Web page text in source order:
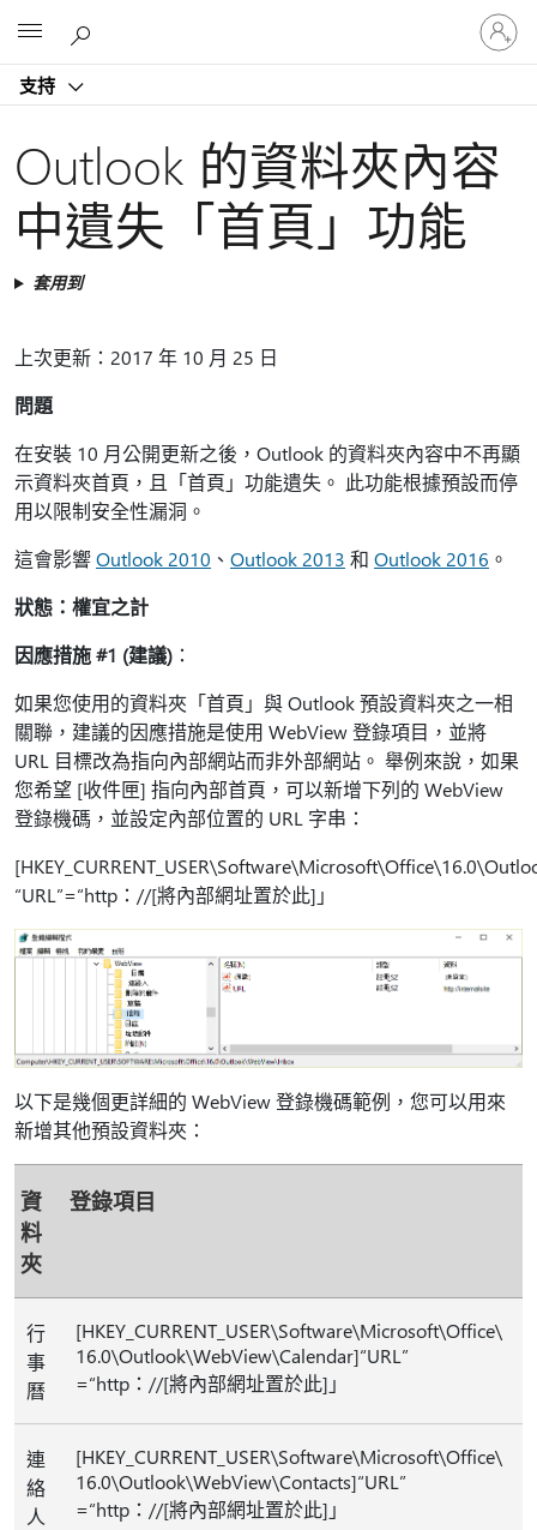
支持
登
入
您
戶
Outlook 的資料夾內容
中遺失「首頁」功能
套用到
上次更新：2017 年 10 月 25 日
問題
在安裝 10 月公開更新之後，Outlook 的資料夾內容中不再顯
示資料夾首頁，且「首頁」功能遺失。 此功能根據預設而停
用以限制安全性漏洞。
這會影響Outlook 2010 、 Outlook 2013 和 Outlook 2016 。
狀態：權宜之計
因應措施 #1 (建議) ：
如果您使用的資料夾「首頁」與 Outlook 預設資料夾之一相
關聯，建議的因應措施是使用 WebView 登錄項目，並將
URL 目標改為指向內部網站而非外部網站。 舉例來說，如果
您希望 [收件匣] 指向內部首頁，可以新增下列的 WebView
登錄機碼，並設定內部位置的 URL 字串：
“URL”=“http：//[將內部網址置於此]」
以下是幾個更詳細的 WebView 登錄機碼範例，您可以用來
新增其他預設資料夾：
資
料
夾
登錄項目
行
事
曆
[HKEY_CURRENT_USER\Software\Microsoft\Office\
16.0\Outlook\WebView\Calendar]“URL”
=“http：//[將內部網址置於此]」
連
絡
人
[HKEY_CURRENT_USER\Software\Microsoft\Office\
16.0\Outlook\WebView\Contacts]“URL”
=“http：//[將內部網址置於此]」